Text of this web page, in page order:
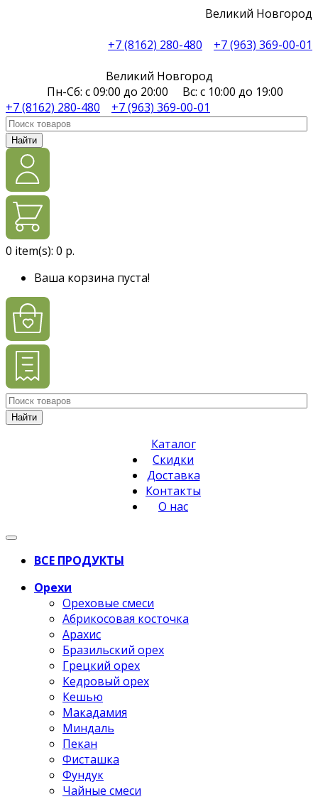
Великий Новгород
+7 (8162) 280-480
+7 (963) 369-00-01
Великий Новгород
Пн-Сб: с 09:00 до 20:00 Вс: с 10:00 до 19:00
+7 (8162) 280-480
+7 (963) 369-00-01
Найти
0 item(s): 0 р.
Ваша корзина пуста!
Найти
Каталог
Скидки
Доставка
Контакты
О нас
ВСЕ ПРОДУКТЫ
Орехи
Ореховые смеси
Абрикосовая косточка
Арахис
Бразильский орех
Грецкий орех
Кедровый орех
Кешью
Макадамия
Миндаль
Пекан
Фисташка
Фундук
Чайные смеси